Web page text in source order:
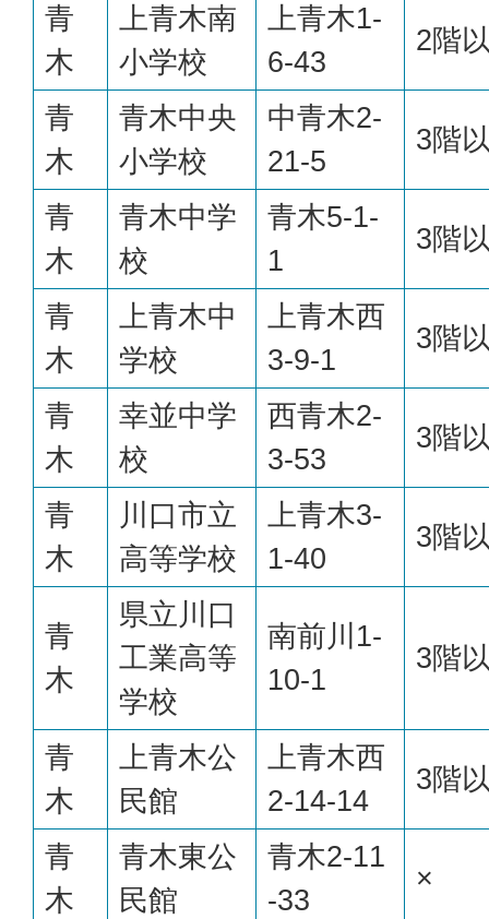
青
木
上青木南
小学校
上青木1-
6-43
2階
青
木
青木中央
小学校
中青木2-
21-5
3階
青
木
青木中学
校
青木5-1-
1
3階
青
木
上青木中
学校
上青木西
3-9-1
3階
青
木
幸並中学
校
西青木2-
3-53
3階
青
木
川口市立
高等学校
上青木3-
1-40
3階
青
木
県立川口
工業高等
学校
南前川1-
10-1
3階
青
木
上青木公
民館
上青木西
2-14-14
3階
青
木
青木東公
民館
青木2-11
-33
×